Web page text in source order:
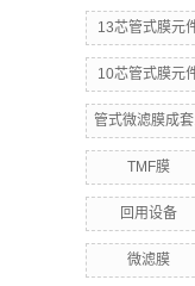
13芯管式膜元
10芯管式膜元
管式微滤膜成
TMF膜
回用设备
微滤膜